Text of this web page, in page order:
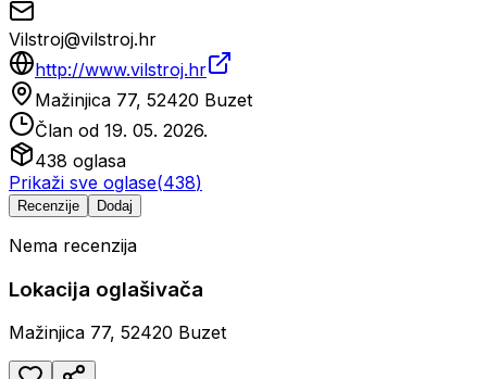
Vilstroj@vilstroj.hr
http://www.vilstroj.hr
Mažinjica 77, 52420 Buzet
Član od 19. 05. 2026.
438 oglasa
Prikaži sve oglase(438)
Recenzije Dodaj
Nema recenzija
Lokacija oglašivača
Mažinjica 77, 52420 Buzet